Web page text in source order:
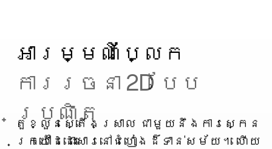
អារម្មណ៍ប្លែក
ការរចនា 2D បែប
ប្រណិត
តួខ្លួនស្តើងស្រាល ជាមួយនឹងការស្កេន
ក្រយ៉ៅដៃដោះសោរនៅជំហៀងដ៏ទាន់សម័យ។ ហើយ